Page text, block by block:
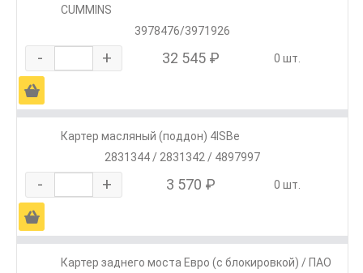
CUMMINS
3978476/3971926
- + 32 545 ₽ 0 шт.
Ä
Картер масляный (поддон) 4ISBe
2831344 / 2831342 / 4897997
- + 3 570 ₽ 0 шт.
Ä
Картер заднего моста Евро (с блокировкой) / ПАО